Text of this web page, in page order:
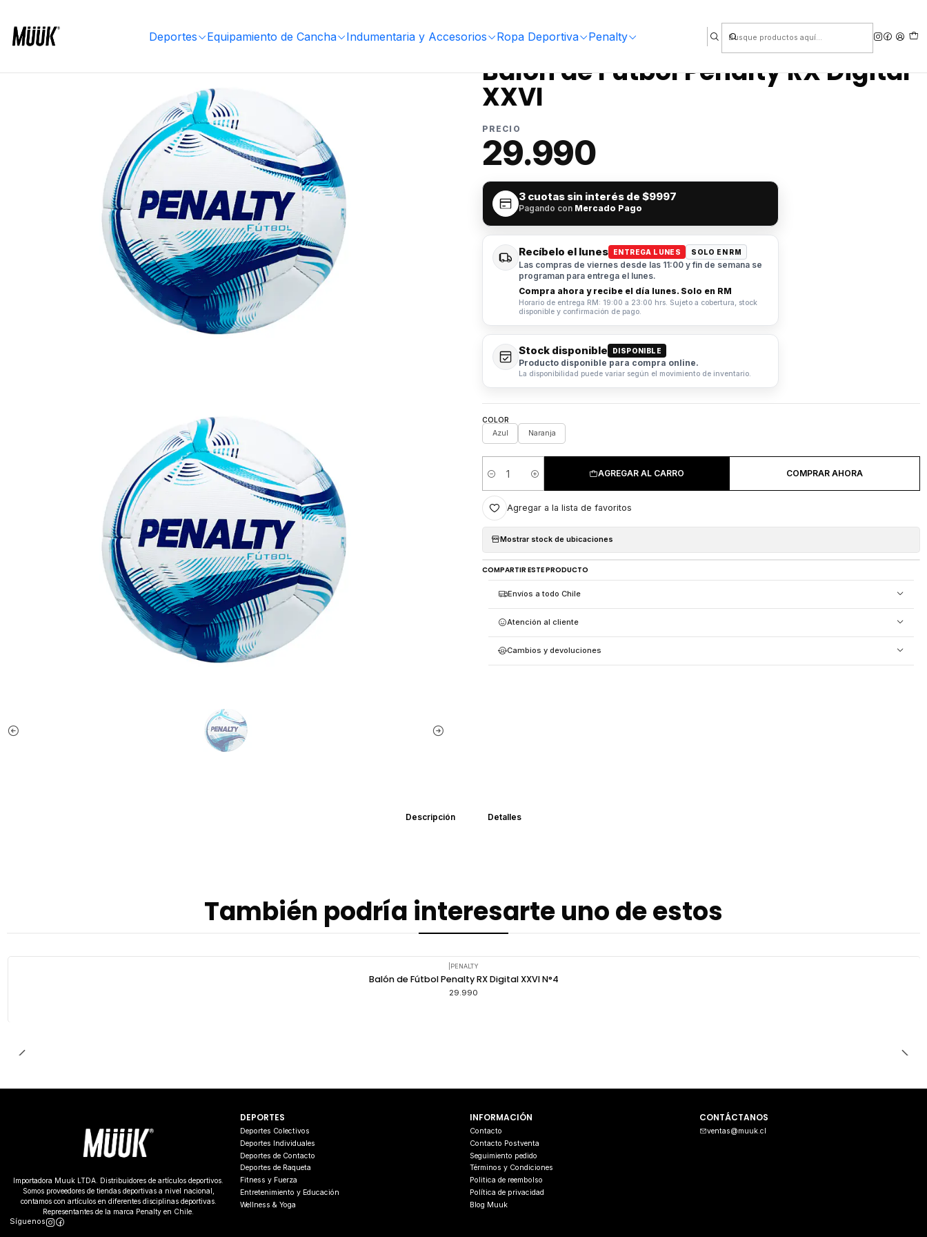
Deportes Equipamiento de Cancha Indumentaria y Accesorios Ropa Deportiva Penalty
Balón de Fútbol Penalty RX Digital
XXVI
PRECIO
29.990
3 cuotas sin interés de $9997
Pagando con Mercado Pago
Recíbelo el lunes ENTREGA LUNES SOLO EN RM
Las compras de viernes desde las 11:00 y fin de semana se
programan para entrega el lunes.
Compra ahora y recibe el día lunes. Solo en RM
Horario de entrega RM: 19:00 a 23:00 hrs. Sujeto a cobertura, stock
disponible y confirmación de pago.
Stock disponible DISPONIBLE
Producto disponible para compra online.
La disponibilidad puede variar según el movimiento de inventario.
COLOR
Azul Naranja
Cantidad
AGREGAR AL CARRO COMPRAR AHORA
Agregar a la lista de favoritos
Mostrar stock de ubicaciones
COMPARTIR ESTE PRODUCTO
Envíos a todo Chile
Atención al cliente
Cambios y devoluciones
Descripción Detalles
También podría interesarte uno de estos
PENALTY
Balón de Fútbol Penalty RX Digital XXVI N°4
29.990
Importadora Muuk LTDA. Distribuidores de artículos deportivos.
Somos proveedores de tiendas deportivas a nivel nacional,
contamos con artículos en diferentes disciplinas deportivas.
Representantes de la marca Penalty en Chile.
Síguenos
DEPORTES
Deportes Colectivos
Deportes Individuales
Deportes de Contacto
Deportes de Raqueta
Fitness y Fuerza
Entretenimiento y Educación
Wellness & Yoga
INFORMACIÓN
Contacto
Contacto Postventa
Seguimiento pedido
Términos y Condiciones
Politica de reembolso
Política de privacidad
Blog Muuk
CONTÁCTANOS
ventas@muuk.cl